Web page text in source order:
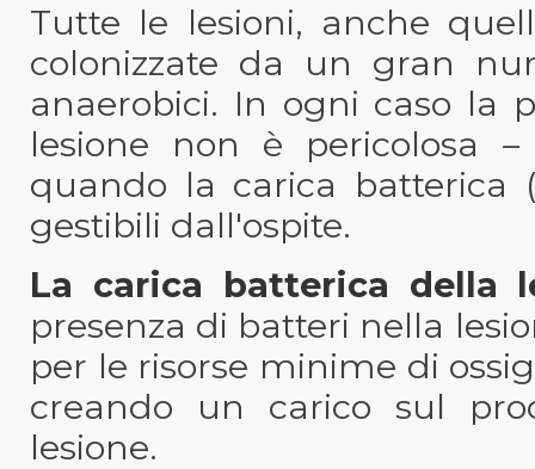
Tutte le lesioni, anche
colonizzate da un gran
anaerobici. In ogni caso la
lesione non è pericolosa
quando la carica batterica
gestibili dall'ospite.
La carica batterica della
presenza di batteri nella
per le risorse minime di
creando un carico sul
lesione.